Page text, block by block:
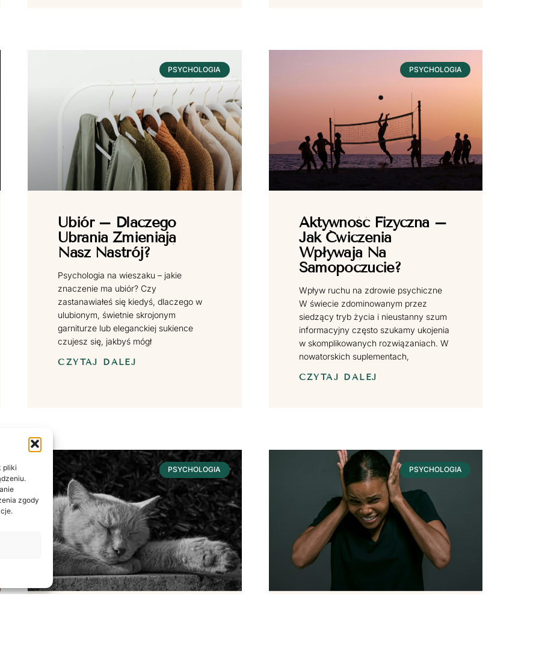
pliki
zgody
PSYCHOLOGIA
Ubiór – Dlaczego
Ubrania Zmieniają
Nasz Nastrój?
Psychologia na wieszaku – jakie
znaczenie ma ubiór? Czy
zastanawiałeś się kiedyś, dlaczego w
ulubionym, świetnie skrojonym
garniturze lub eleganckiej sukience
czujesz się, jakbyś mógł
CZYTAJ DALEJ
PSYCHOLOGIA
Aktywność Fizyczna –
Jak Ćwiczenia
Wpływają Na
Samopoczucie?
Wpływ ruchu na zdrowie psychiczne
W świecie zdominowanym przez
siedzący tryb życia i nieustanny szum
informacyjny często szukamy ukojenia
w skomplikowanych rozwiązaniach. W
nowatorskich suplementach,
CZYTAJ DALEJ
PSYCHOLOGIA PSYCHOLOGIA